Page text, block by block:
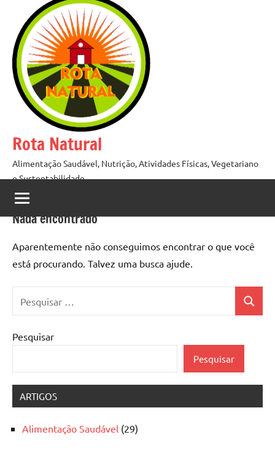
conteúdo
Rota Natural
Alimentação Saudável, Nutrição, Atividades Físicas, Vegetariano
e Sustentabilidade
Nada encontrado
Aparentemente não conseguimos encontrar o que você
está procurando. Talvez uma busca ajude.
por:
Pesquisar
Pesquisar
ARTIGOS
Alimentação Saudável (29)